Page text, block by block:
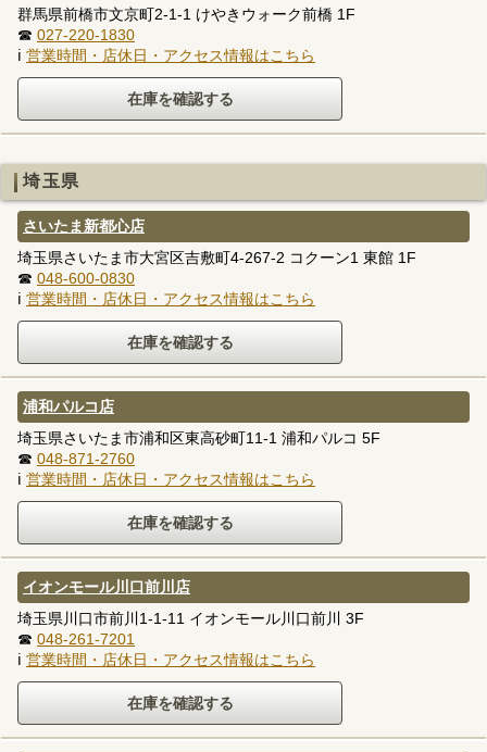
群馬県前橋市文京町2-1-1 けやきウォーク前橋 1F
☎ 027-220-1830
ℹ 営業時間・店休日・アクセス情報はこちら
埼玉県
さいたま新都心店
埼玉県さいたま市大宮区吉敷町4-267-2 コクーン1 東館 1F
☎ 048-600-0830
ℹ 営業時間・店休日・アクセス情報はこちら
浦和パルコ店
埼玉県さいたま市浦和区東高砂町11-1 浦和パルコ 5F
☎ 048-871-2760
ℹ 営業時間・店休日・アクセス情報はこちら
イオンモール川口前川店
埼玉県川口市前川1-1-11 イオンモール川口前川 3F
☎ 048-261-7201
ℹ 営業時間・店休日・アクセス情報はこちら